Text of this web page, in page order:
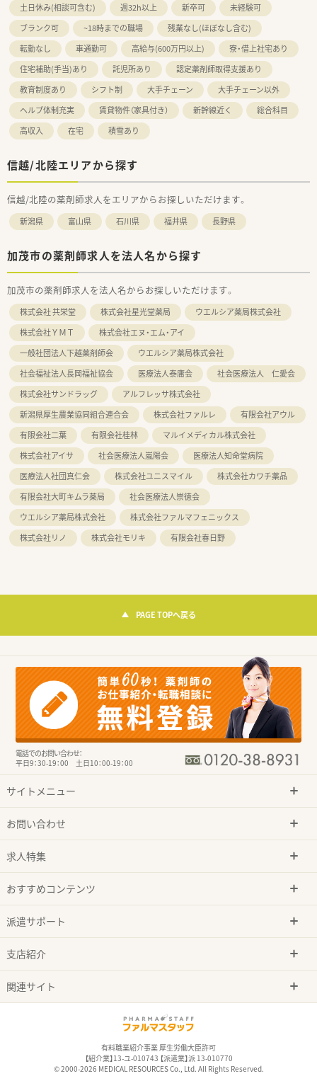
土日休み(相談可含む)
週32h以上 新卒可
未経験可
ブランク可
~18時までの職場
残業なし(ほぼなし含む)
転勤なし
車通勤可 高給与(600万円以上)
寮・借上社宅あり
住宅補助(手当)あり
託児所あり
認定薬剤師取得支援あり
教育制度あり
シフト制 大手チェーン
大手チェーン以外
ヘルプ体制充実
賃貸物件（家具付き） 新幹線近く
総合科目
高収入
在宅 積雪あり
信越/北陸エリアから探す
信越/北陸の薬剤師求人をエリアからお探しいただけます。
新潟県 富山県 石川県 福井県 長野県
加茂市の薬剤師求人を法人名から探す
加茂市の薬剤師求人を法人名からお探しいただけます。
株式会社 共栄堂 株式会社星光堂薬局
ウエルシア薬局株式会社
株式会社ＹＭＴ
株式会社エヌ・エム・アイ
一般社団法人下越薬剤師会
ウエルシア薬局株式会社
社会福祉法人長岡福祉協会
医療法人泰庸会
社会医療法人 仁愛会
株式会社サンドラッグ
アルフレッサ株式会社
新潟県厚生農業協同組合連合会
株式会社ファルレ
有限会社アウル
有限会社二葉
有限会社桂林
マルイメディカル株式会社
株式会社アイサ
社会医療法人嵐陽会
医療法人知命堂病院
医療法人社団真仁会
株式会社ユニスマイル
株式会社カワチ薬品
有限会社大町キムラ薬局
社会医療法人崇徳会
ウエルシア薬局株式会社
株式会社ファルマフェニックス
株式会社リノ
株式会社モリキ 有限会社春日野
PAGE TOPへ戻る
電話でのお問い合わせ：
平日9：30-19：00 土日10：00-19：00
サイトメニュー
お問い合わせ
求人特集
おすすめコンテンツ
派遣サポート
支店紹介
関連サイト
有料職業紹介事業 厚生労働大臣許可
【紹介業】13-ユ-010743 【派遣業】派 13-010770
© 2000-2026 MEDICAL RESOURCES Co., Ltd. All Rights Reserved.